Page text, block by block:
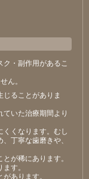
・副作用があるこ
ん。
じることがありま
ていた治療期間より
くくなります。むし
丁寧な歯磨きや、
が稀にあります。
す。
あります。